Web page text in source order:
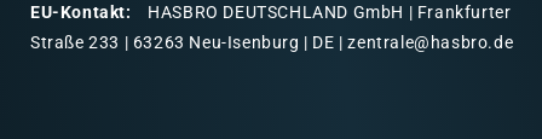
EU-Kontakt:
HASBRO DEUTSCHLAND GmbH | Frankfurter
Straße 233 | 63263 Neu-Isenburg | DE | zentrale@hasbro.de